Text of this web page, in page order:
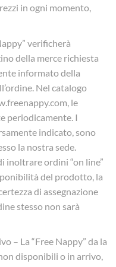
in ogni momento,
verificherà
della merce richiesta
informato della
Nel catalogo
le
periodicamente. I
indicato, sono
la nostra sede.
inoltrare ordini “on line”
del prodotto, la
di assegnazione
stesso non sarà
– La “Free Nappy” da la
disponibili o in arrivo,